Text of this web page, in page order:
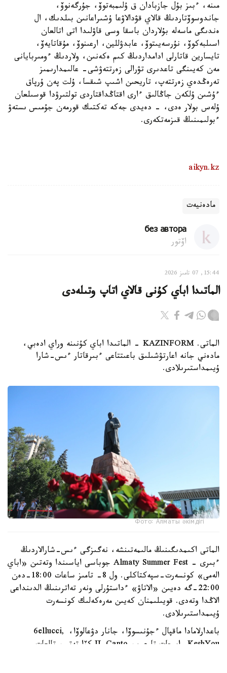
مىنە، ءبىز بۇل جازبادان ق ۇلىمبەتوۆ، جۇرگەنوۆ،
جاندوسوۆتاردىڭ قالاي قۋدالاۋعا ۇشىراعانىن بىلدىك، ال
ەندىگى ماسەلە بۇلاردان باسقا وسى قاۋلىدا اتى اتالعان
اسىلبەكوۆ، نۇرسەيىتوۆ، عابدۋللين، ارعىنوۆ، مۇقاتايەۆ،
تايسارين قاتارلى ادامداردىڭ كىم ەكەنىن، ولاردىڭ ءومىربايانى
مەن كەيىنگى تاعدىرى تۋرالى زەرتتەۋشى- عالىمدارىمىز
تەرەڭدەي زەرتتەپ، تاريحىن اشىپ شىقسا، ۇلت پەن ۇرپاق
ءۇشىن ۇلكەن جاڭالىق ءارى اقتاڭداقتاردى تولتىرۋدا قوسىلعان
ۇلەس بولار ەدى، - دەيدى جەكە تەكتىك قورمەن جۇمىس ىستەۋ
ءبولىمىنىڭ قىزمەتكەرى.
aikyn.kz
مادەنيەت
без автора
اۆتور
15:44, 07 تامىز 2026
الماتىدا اباي كۇنى قالاي اتاپ وتىلەدى
الماتى. KAZINFORM - الماتىدا اباي كۇنىنە وراي ادەبي،
مادەني جانە اعارتۋشىلىق باعىتتاعى ءبىرقاتار ءىس-شارا
ۇيىمداستىرىلادى.
Фото: Алматы әкімдігі
الماتى اكىمدىگىنىڭ مالىمەتىنشە، نەگىزگى ءىس-شارالاردىڭ
ءبىرى - Almaty Summer Fest جوباسى اياسىندا وتەتىن «اباي
الەمى» كونسەرت-سپەكتاكلى. ول 8- تامىز ساعات 18:00-دەن
22:00-گە دەيىن «الاتاۋ» ءداستۇرلى ونەر تەاترىنىڭ الدىنداعى
الاڭدا وتەدى. قويىلىمنان كەيىن مەرەكەلىك كونسەرت
ۇيىمداستىرىلادى.
باعدارلامادا ماقپال ءجۇنىسوۆا، جانار دۋعالوۆا، 6ellucci,
KeshYou, اسحات تارعىن، IL Canto كۆارتەتى، تالعات